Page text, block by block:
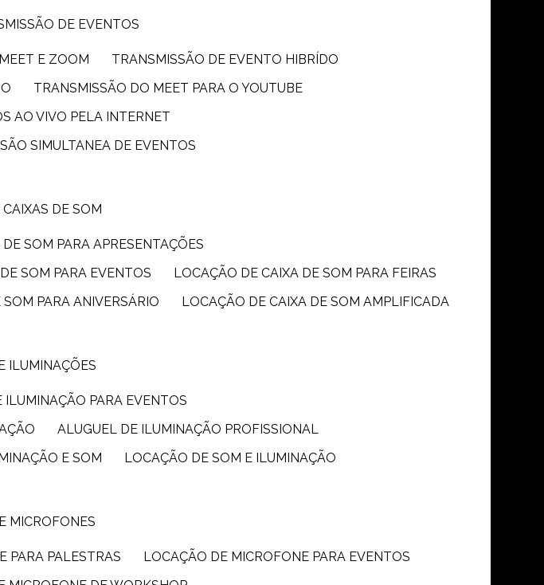
DE EVENTOS
E ZOOM
TRANSMISSÃO DE EVENTO HIBRÍDO
TRANSMISSÃO DO MEET PARA O YOUTUBE
AO VIVO PELA INTERNET
SIMULTANEA DE EVENTOS
CAIXAS DE SOM
DE SOM PARA APRESENTAÇÕES
DE SOM PARA EVENTOS
LOCAÇÃO DE CAIXA DE SOM PARA FEIRAS
SOM PARA ANIVERSÁRIO
LOCAÇÃO DE CAIXA DE SOM AMPLIFICADA
ILUMINAÇÕES
ILUMINAÇÃO PARA EVENTOS
ALUGUEL DE ILUMINAÇÃO PROFISSIONAL
E SOM
LOCAÇÃO DE SOM E ILUMINAÇÃO
MICROFONES
PARA PALESTRAS
LOCAÇÃO DE MICROFONE PARA EVENTOS